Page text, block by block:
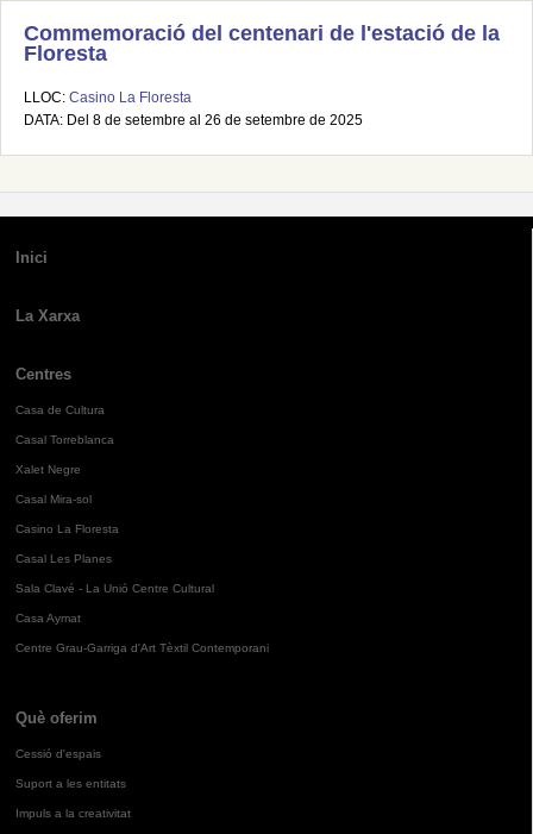
Commemoració del centenari de l'estació de la
Floresta
LLOC: Casino La Floresta
DATA: Del 8 de setembre al 26 de setembre de 2025
Inici
La Xarxa
Centres
Casa de Cultura
Casal Torreblanca
Xalet Negre
Casal Mira-sol
Casino La Floresta
Casal Les Planes
Sala Clavé - La Unió Centre Cultural
Casa Aymat
Centre Grau-Garriga d'Art Tèxtil Contemporani
Què oferim
Cessió d'espais
Suport a les entitats
Impuls a la creativitat